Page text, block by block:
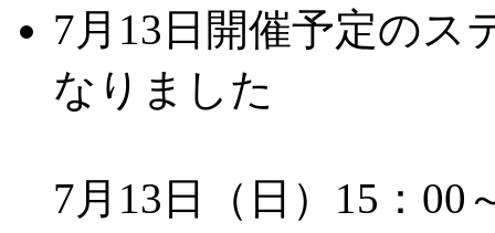
7月13日開催予定のス
なりました
7月13日（日）15：00